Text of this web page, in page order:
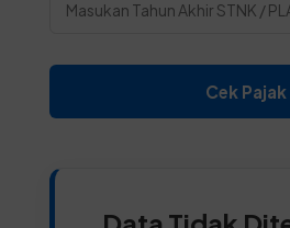
Cek Pajak